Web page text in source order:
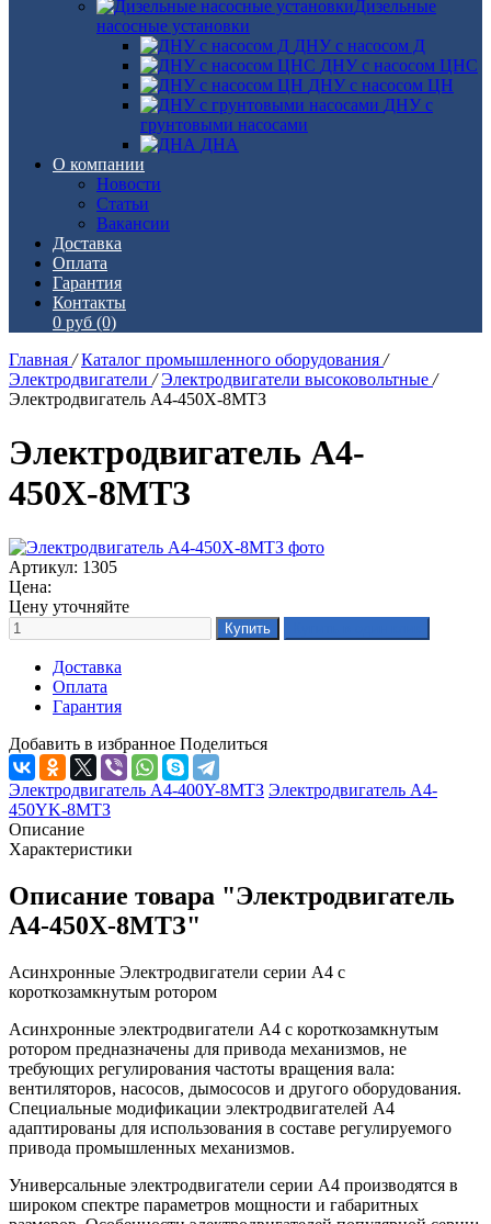
Дизельные
насосные установки
ДНУ с насосом Д
ДНУ с насосом ЦНС
ДНУ с насосом ЦН
ДНУ с
грунтовыми насосами
ДНА
О компании
Новости
Статьи
Вакансии
Доставка
Оплата
Гарантия
Контакты
0 руб (0)
Главная / Каталог промышленного оборудования /
Электродвигатели / Электродвигатели высоковольтные /
Электродвигатель А4-450Х-8МТЗ
Электродвигатель А4-
450Х-8МТЗ
Артикул: 1305
Цена:
Цену уточняйте
Доставка
Оплата
Гарантия
Добавить в избранное Поделиться
Электродвигатель А4-400Y-8МТЗ Электродвигатель А4-
450YK-8МТЗ
Описание
Характеристики
Описание товара "Электродвигатель
А4-450Х-8МТЗ"
Асинхронные Электродвигатели серии А4 с
короткозамкнутым ротором
Асинхронные электродвигатели А4 с короткозамкнутым
ротором предназначены для привода механизмов, не
требующих регулирования частоты вращения вала:
вентиляторов, насосов, дымососов и другого оборудования.
Специальные модификации электродвигателей А4
адаптированы для использования в составе регулируемого
привода промышленных механизмов.
Универсальные электродвигатели серии А4 производятся в
широком спектре параметров мощности и габаритных